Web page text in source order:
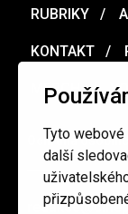
Tyto
další
RUBRIKY
KONTAKT
MERCH
Ochrana